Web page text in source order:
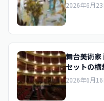
2026年6月23
舞台美術家
セットの構
2026年6月16